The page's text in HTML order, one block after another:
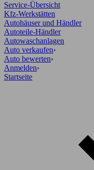
Service-Übersicht
Kfz-Werkstätten
Autohäuser und Händler
Autoteile-Händler
Autowaschanlagen
Auto verkaufen›
Auto bewerten›
Anmelden›
Startseite